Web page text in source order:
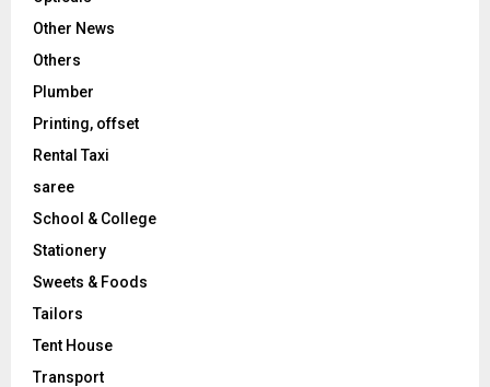
Other News
Others
Plumber
Printing, offset
Rental Taxi
saree
School & College
Stationery
Sweets & Foods
Tailors
Tent House
Transport